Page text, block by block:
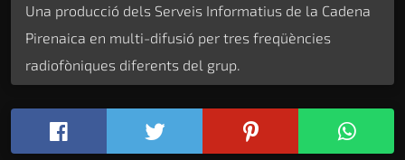
Una producció dels Serveis Informatius de la Cadena
Pirenaica en multi-difusió per tres freqüències
radiofòniques diferents del grup.